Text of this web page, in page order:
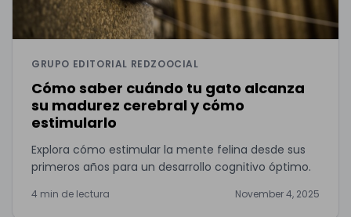
GRUPO EDITORIAL REDZOOCIAL
Cómo saber cuándo tu gato alcanza
su madurez cerebral y cómo
estimularlo
Explora cómo estimular la mente felina desde sus
primeros años para un desarrollo cognitivo óptimo.
4 min de lectura November 4, 2025